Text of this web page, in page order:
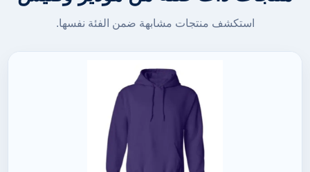
استكشف منتجات مشابهة ضمن الفئة نفسها.